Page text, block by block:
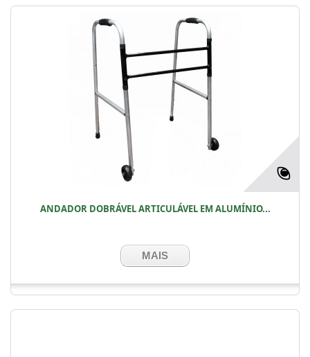
ANDADOR DOBRÁVEL ARTICULÁVEL EM ALUMÍNIO...
MAIS